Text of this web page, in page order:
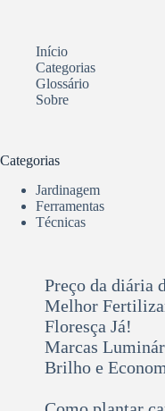
Início
Categorias
Glossário
Sobre
Categorias
Jardinagem
Ferramentas
Técnicas
Preço da diária
Melhor
Floresça Já!
Marcas
Brilho e